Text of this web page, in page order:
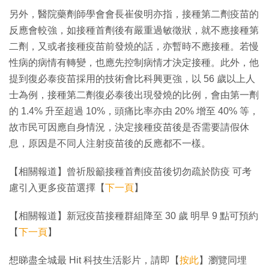
另外，醫院藥劑師學會會長崔俊明亦指，接種第二劑疫苗的
反應會較強，如接種首劑後有嚴重過敏徵狀，就不應接種第
二劑，又或者接種疫苗前發燒的話，亦暫時不應接種。若慢
性病的病情有轉變，也應先控制病情才決定接種。此外，他
提到復必泰疫苗採用的技術會比科興更強，以 56 歲以上人
士為例，接種第二劑復必泰後出現發燒的比例，會由第一劑
的 1.4% 升至超過 10%，頭痛比率亦由 20% 增至 40% 等，
故市民可因應自身情況，決定接種疫苗後是否需要請假休
息，原因是不同人注射疫苗後的反應都不一樣。
【相關報道】曾祈殷籲接種首劑疫苗後切勿疏於防疫 可考
慮引入更多疫苗選擇【下一頁】
【相關報道】新冠疫苗接種群組降至 30 歲 明早 9 點可預約
【下一頁】
想睇盡全城最 Hit 科技生活影片，請即【按此】瀏覽同埋